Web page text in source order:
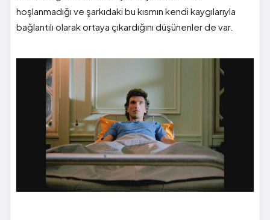
hoşlanmadığı ve şarkıdaki bu kısmın kendi kaygılarıyla
bağlantılı olarak ortaya çıkardığını düşünenler de var.